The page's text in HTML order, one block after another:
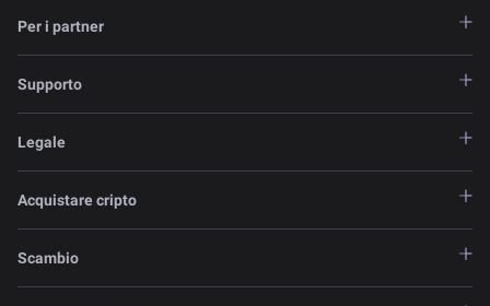
Per i partner
Supporto
Legale
Acquistare cripto
Scambio